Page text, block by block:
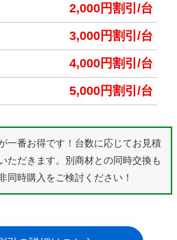
2,000円割引/台
3,000円割引/台
4,000円割引/台
5,000円割引/台
一番お得です！台数に応じてお見積
ただきます。別商材との同時交換も
同時購入をご検討ください！